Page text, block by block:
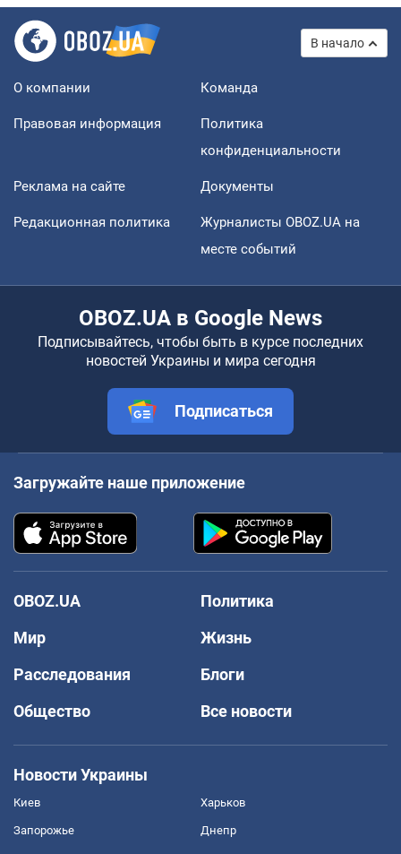
В начало
О компании Команда
Правовая информация
Политика
конфиденциальности
Реклама на сайте Документы
Редакционная политика
Журналисты OBOZ.UA на
месте событий
OBOZ.UA в Google News
Подписывайтесь, чтобы быть в курсе последних
новостей Украины и мира сегодня
Подписаться
Загружайте наше приложение
OBOZ.UA
Политика
Мир
Жизнь
Расследования
Блоги
Общество
Все новости
Новости Украины
Киев Харьков
Запорожье Днепр